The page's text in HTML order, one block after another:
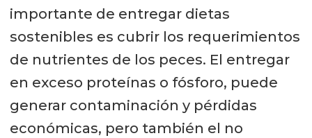
importante de entregar dietas
sostenibles es cubrir los requerimientos
de nutrientes de los peces. El entregar
en exceso proteínas o fósforo, puede
generar contaminación y pérdidas
económicas, pero también el no